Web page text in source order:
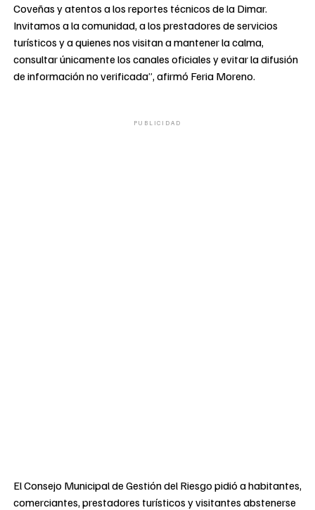
Coveñas y atentos a los reportes técnicos de la Dimar.
Invitamos a la comunidad, a los prestadores de servicios
turísticos y a quienes nos visitan a mantener la calma,
consultar únicamente los canales oficiales y evitar la difusión
de información no verificada”, afirmó Feria Moreno.
PUBLICIDAD
El Consejo Municipal de Gestión del Riesgo pidió a habitantes,
comerciantes, prestadores turísticos y visitantes abstenerse